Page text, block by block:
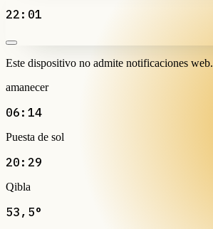
22:01
Este dispositivo no admite notificaciones web.
amanecer
06:14
Puesta de sol
20:29
Qibla
53,5°